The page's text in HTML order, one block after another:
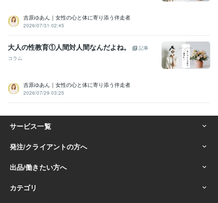
吉原ゆあん｜女性の心と体に寄り添う伴走者
2026/07/31 02:45
大人の性教育①人間対人間なんだよね。
記事
コラム
吉原ゆあん｜女性の心と体に寄り添う伴走者
2026/07/29 03:25